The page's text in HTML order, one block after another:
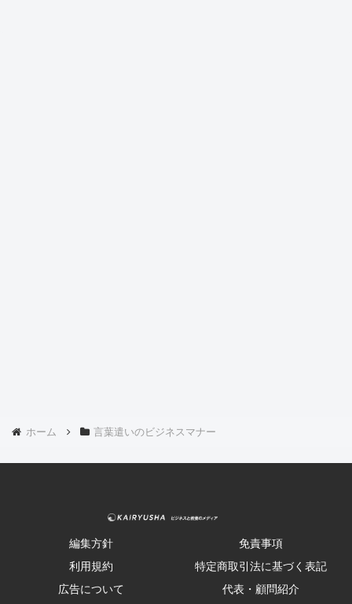
ホーム 言葉遣いのビジネスマナー
編集方針
免責事項
利用規約
特定商取引法に基づく表記
広告について
代表・顧問紹介